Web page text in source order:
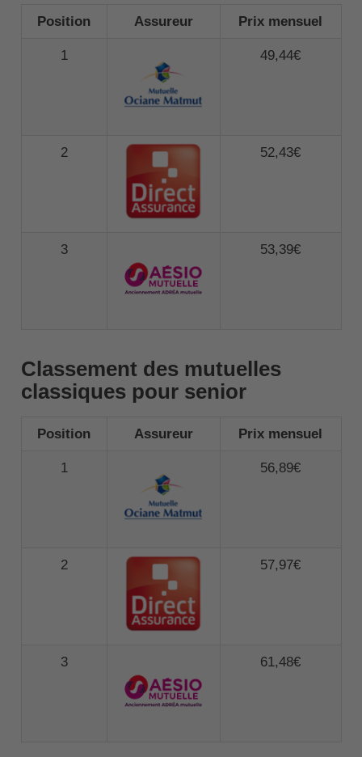
Position Assureur Prix mensuel
1 49,44€
2 52,43€
3 53,39€
Classement des mutuelles
classiques pour senior
Position Assureur Prix mensuel
1 56,89€
2 57,97€
3 61,48€